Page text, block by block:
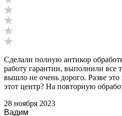
Сделали полную антикор
работу гарантии, выполнили все
вышло не очень дорого. Разве это
этот центр? На повторную
28 ноября 2023
Вадим